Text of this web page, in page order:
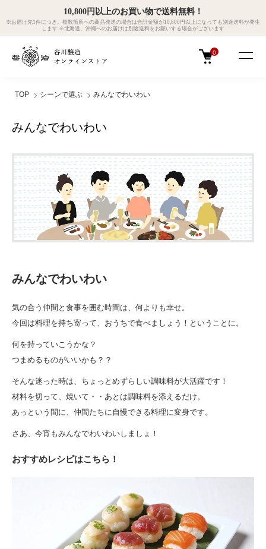
10,800円以上のお買い物で送料無料！
※お届け先1件につき。複数箇所への商品発送の場合は合計金額が10,800円以上になっても別途送料が発生
します ※北海道、沖縄へのお届けは別途送料をお願いする場合がございます
0
TOP シーンで選ぶ みんなでわいわい
みんなでわいわい
みんなでわいわい
気の合う仲間と食事を囲む時間は、何よりも幸せ。
今回は料理を持ち寄って、おうちで食べましょう！ということに。
何を持っていこうかな？
つまめるものがいいかも？？
そんな迷った時は、ちょっとめずらしい調味料が大活躍です！
材料を切って、焼いて・・あとは調味料を添えるだけ。
あっという間に、仲間たちに自慢できる料理に変身です。
さあ、今宵もみんなでわいわいしましょ！
おすすめレシピはこちら！